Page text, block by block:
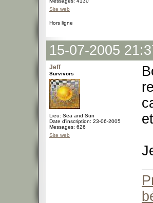
Site web
Hors ligne
15-07-2005
Jeff
Survivors
Lieu: Sea and Sun
Date d'inscription: 23-06-2005
Messages: 626
Site web